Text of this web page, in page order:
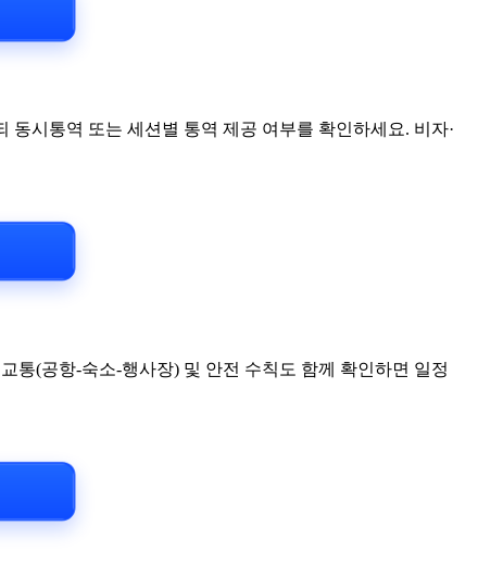
시통역 또는 세션별 통역 제공 여부를 확인하세요. 비자·
통(공항-숙소-행사장) 및 안전 수칙도 함께 확인하면 일정